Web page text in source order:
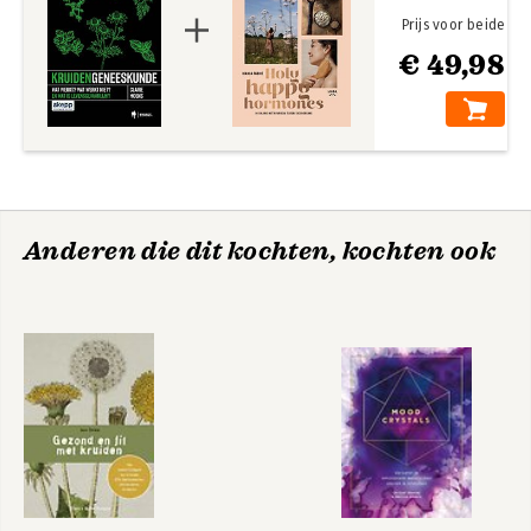
€ 49,98
Prijs voor beide
Anderen die dit kochten, kochten ook